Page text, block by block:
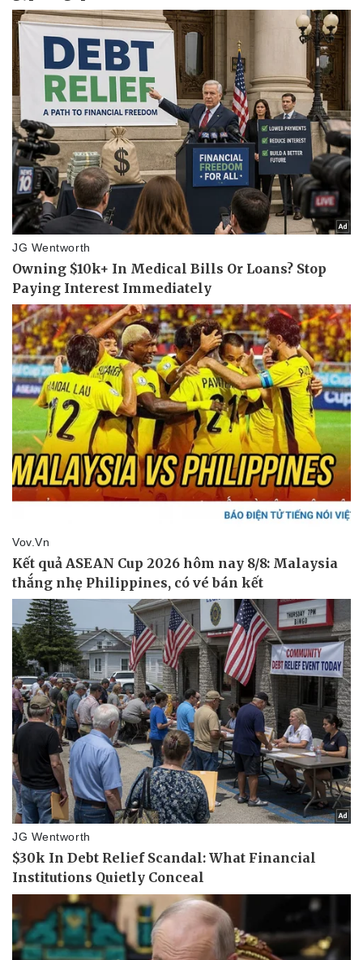
Pháp luật
Vụ án
Tin nóng
Tư vấn luật
Quân sự - Quốc phòng
Vũ khí
Việt Nam
Phân tích